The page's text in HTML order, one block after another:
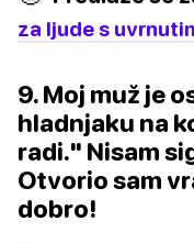
za ljude s
9. Moj muž je
hladnjaku na
radi." Nisam
Otvorio sam
dobro!